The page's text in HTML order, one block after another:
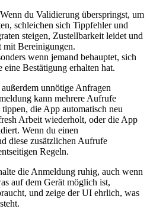
du Validierung überspringst, um
schleichen sich Tippfehler und
steigen, Zustellbarkeit leidet und
mit Bereinigungen.
wenn jemand behauptet, sich
eine Bestätigung erhalten hat.
unnötige Anfragen
kann mehrere Aufrufe
die App automatisch neu
Arbeit wiederholt, oder die App
Wenn du einen
diese zusätzlichen Aufrufe
Regeln.
die Anmeldung ruhig, auch wenn
auf dem Gerät möglich ist,
und zeige der UI ehrlich, was